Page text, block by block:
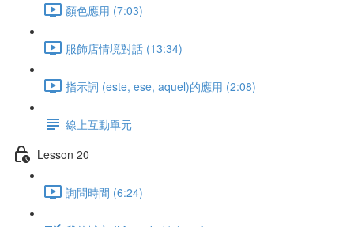
顏色應用 (7:03)
服飾店情境對話 (13:34)
指示詞 (este, ese, aquel)的應用 (2:08)
線上互動單元
Lesson 20
詢問時間 (6:24)